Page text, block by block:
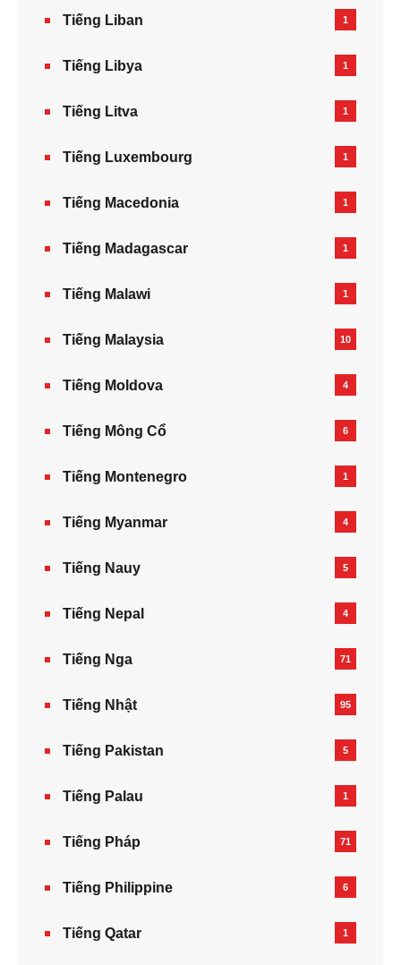
Tiếng Liban 1
Tiếng Libya 1
Tiếng Litva 1
Tiếng Luxembourg 1
Tiếng Macedonia 1
Tiếng Madagascar 1
Tiếng Malawi 1
Tiếng Malaysia 10
Tiếng Moldova 4
Tiếng Mông Cổ 6
Tiếng Montenegro 1
Tiếng Myanmar 4
Tiếng Nauy 5
Tiếng Nepal‎ 4
Tiếng Nga 71
Tiếng Nhật 95
Tiếng Pakistan 5
Tiếng Palau 1
Tiếng Pháp 71
Tiếng Philippine 6
Tiếng Qatar 1